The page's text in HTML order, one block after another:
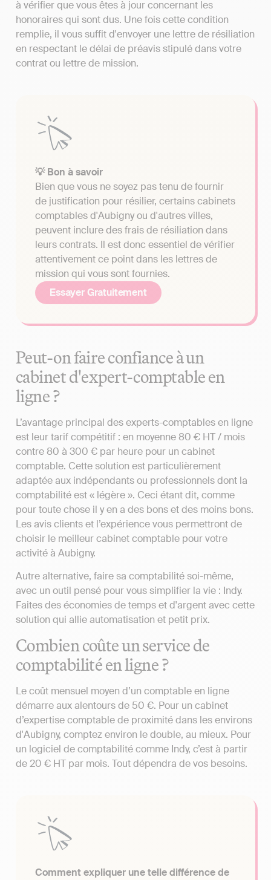
à vérifier que vous êtes à jour concernant les
honoraires qui sont dus. Une fois cette condition
remplie, il vous suffit d'envoyer une lettre de résiliation
en respectant le délai de préavis stipulé dans votre
contrat ou lettre de mission.
💡 Bon à savoir
Bien que vous ne soyez pas tenu de fournir
de justification pour résilier, certains cabinets
comptables d'Aubigny ou d'autres villes,
peuvent inclure des frais de résiliation dans
leurs contrats. Il est donc essentiel de vérifier
attentivement ce point dans les lettres de
mission qui vous sont fournies.
Essayer Gratuitement
Peut-on faire confiance à un
cabinet d'expert-comptable en
ligne ?
L’avantage principal des experts-comptables en ligne
est leur tarif compétitif : en moyenne 80 € HT / mois
contre 80 à 300 € par heure pour un cabinet
comptable. Cette solution est particulièrement
adaptée aux indépendants ou professionnels dont la
comptabilité est « légère ». Ceci étant dit, comme
pour toute chose il y en a des bons et des moins bons.
Les avis clients et l’expérience vous permettront de
choisir le meilleur cabinet comptable pour votre
activité à Aubigny.
Autre alternative, faire sa comptabilité soi-même,
avec un outil pensé pour vous simplifier la vie : Indy.
Faites des économies de temps et d'argent avec cette
solution qui allie automatisation et petit prix.
Combien coûte un service de
comptabilité en ligne ?
Le coût mensuel moyen d’un comptable en ligne
démarre aux alentours de 50 €. Pour un cabinet
d’expertise comptable de proximité dans les environs
d'Aubigny, comptez environ le double, au mieux. Pour
un logiciel de comptabilité comme Indy, c’est à partir
de 20 € HT par mois. Tout dépendra de vos besoins.
Comment expliquer une telle différence de